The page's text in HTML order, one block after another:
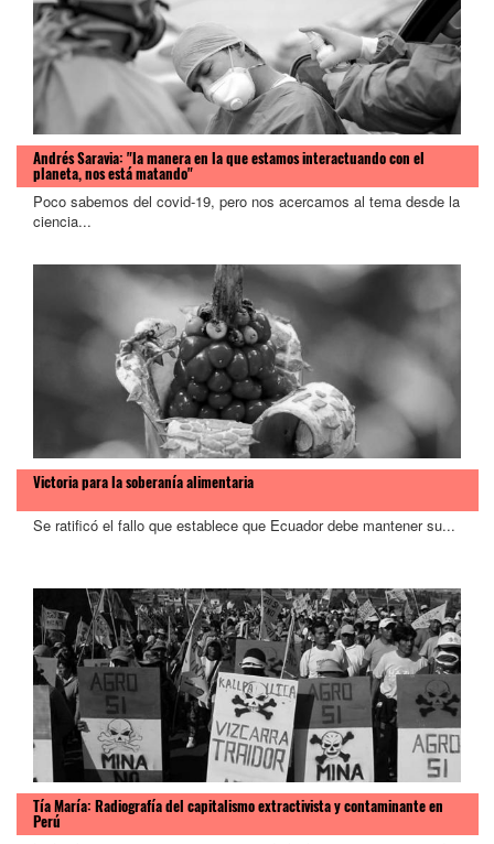
Andrés Saravia: "la manera en la que estamos interactuando con el
planeta, nos está matando"
Poco sabemos del covid-19, pero nos acercamos al tema desde la
ciencia...
Victoria para la soberanía alimentaria
Se ratificó el fallo que establece que Ecuador debe mantener su...
Tía María: Radiografía del capitalismo extractivista y contaminante en
Perú